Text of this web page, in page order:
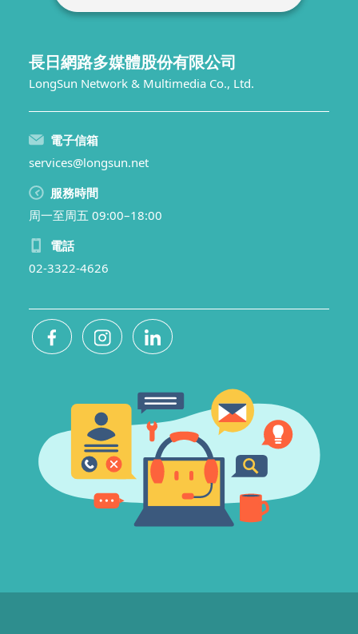
長日網路多媒體股份有限公司
LongSun Network & Multimedia Co., Ltd.
電子信箱
services@longsun.net
服務時間
周一至周五 09:00–18:00
電話
02-3322-4626